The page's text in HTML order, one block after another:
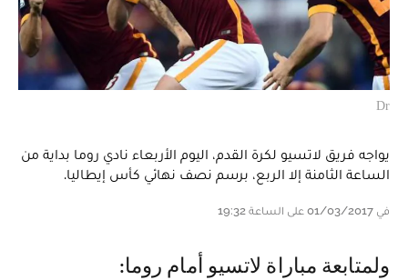
Dr
يواجه فريق لاتسيو لكرة القدم، اليوم الأربعاء نادي روما بداية من
الساعة الثامنة إلا الربع، برسم نصف نهائي كأس إيطاليا.
في 01/03/2017 على الساعة 19:32
ولمتابعة مباراة لاتسيو أمام روما: